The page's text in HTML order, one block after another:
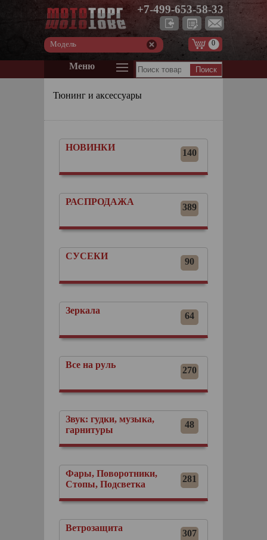
+7-499-653-58-33
Модель 0
Меню
Тюнинг и аксессуары
НОВИНКИ
140
РАСПРОДАЖА
389
СУСЕКИ
90
Зеркала
64
Все на руль
270
Звук: гудки, музыка,
гарнитуры
48
Фары, Поворотники,
Стопы, Подсветка
281
Ветрозащита
307